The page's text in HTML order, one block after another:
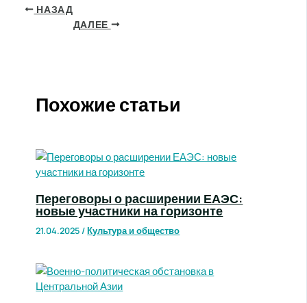
НАЗАД
ДАЛЕЕ
Похожие статьи
Переговоры о расширении ЕАЭС:
новые участники на горизонте
21.04.2025/Культура и общество